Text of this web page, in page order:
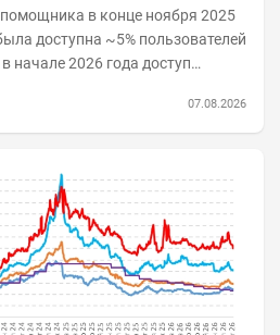
доступна ~5% пользователей
начале 2026 года доступ
07.08.2026